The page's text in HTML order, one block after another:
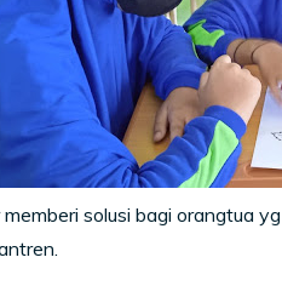
solusi bagi orangtua